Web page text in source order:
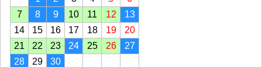
7
8 9 10 11 12
13
14
15 16 17 18 19
20
21
22 23 24 25 26
27
28
29 30